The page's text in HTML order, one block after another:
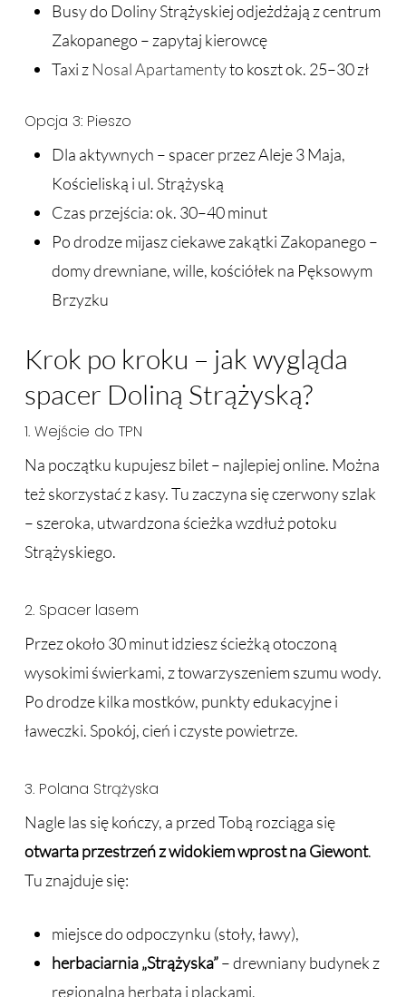
Busy do Doliny Strążyskiej odjeżdżają z centrum
Zakopanego – zapytaj kierowcę
Taxi z Nosal Apartamentyto koszt ok. 25–30 zł
Opcja 3: Pieszo
Dla aktywnych – spacer przez Aleje 3 Maja,
Kościeliską i ul. Strążyską
Czas przejścia: ok. 30–40 minut
Po drodze mijasz ciekawe zakątki Zakopanego –
domy drewniane, wille, kościółek na Pęksowym
Brzyzku
Krok po kroku – jak wygląda
spacer Doliną Strążyską?
1. Wejście do TPN
Na początku kupujesz bilet – najlepiej online. Można
też skorzystać z kasy. Tu zaczyna się czerwony szlak
– szeroka, utwardzona ścieżka wzdłuż potoku
Strążyskiego.
2. Spacer lasem
Przez około 30 minut idziesz ścieżką otoczoną
wysokimi świerkami, z towarzyszeniem szumu wody.
Po drodze kilka mostków, punkty edukacyjne i
ławeczki. Spokój, cień i czyste powietrze.
3. Polana Strążyska
Nagle las się kończy, a przed Tobą rozciąga się
otwarta przestrzeń z widokiem wprost na Giewont.
Tu znajduje się:
miejsce do odpoczynku (stoły, ławy),
herbaciarnia „Strążyska”– drewniany budynek z
regionalną herbatą i plackami,